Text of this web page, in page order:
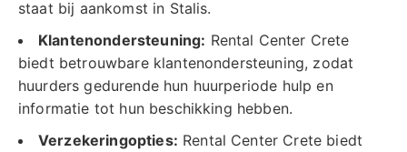
staat bij aankomst in Stalis.
Klantenondersteuning: Rental Center Crete
biedt betrouwbare klantenondersteuning, zodat
huurders gedurende hun huurperiode hulp en
informatie tot hun beschikking hebben.
Verzekeringopties: Rental Center Crete biedt